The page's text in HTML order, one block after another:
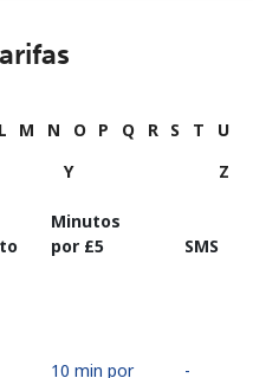
L M N O P Q R S T
U
Y Z
Minutos
por ⁦£5⁩
SMS
10 min por
-